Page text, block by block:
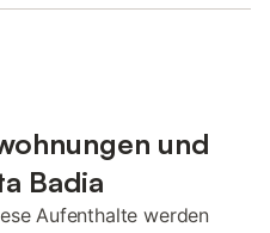
und
Badia
Aufenthalte werden